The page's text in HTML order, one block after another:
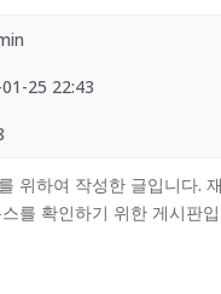
25 22:43
위하여 작성한 글입니다.
를 확인하기 위한 게시판